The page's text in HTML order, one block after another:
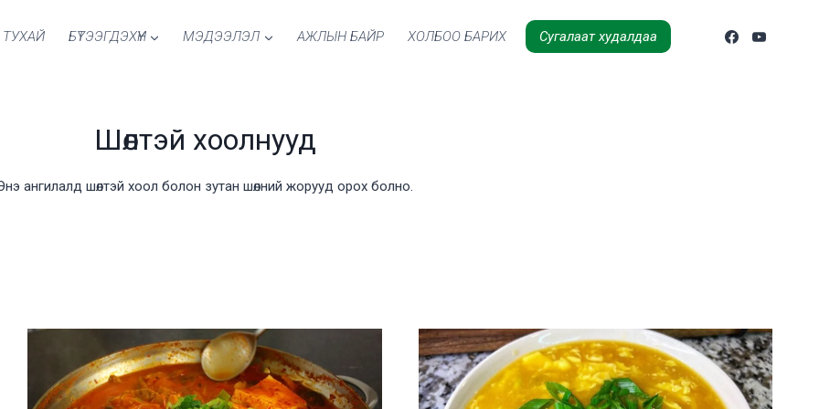
БҮТЭЭГДЭХҮҮН МЭДЭЭЛЭЛ АЖЛЫН БАЙР ХОЛБОО БАРИХ Сугалаат худалдаа
Шөлтэй хоолнууд
ангилалд шөлтэй хоол болон зутан шөлний жорууд орох болно.